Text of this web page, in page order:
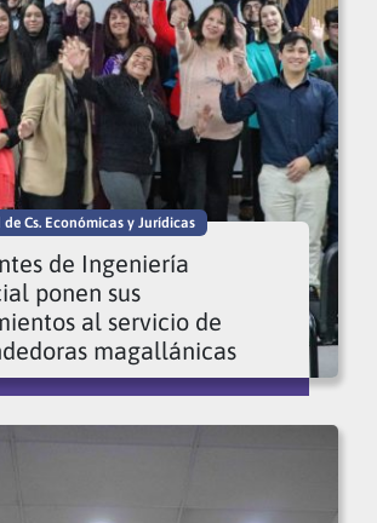
Cs. Económicas y Jurídicas
de Ingeniería
ponen sus
al servicio de
magallánicas